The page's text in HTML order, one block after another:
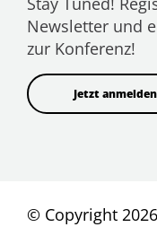
Newsletter und
zur Konferenz!
Jetzt anmelden
© Copyright